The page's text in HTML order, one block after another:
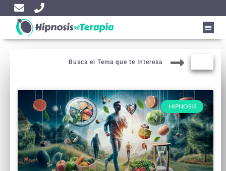
Busca el Tema que te Interesa
HIPNOSIS